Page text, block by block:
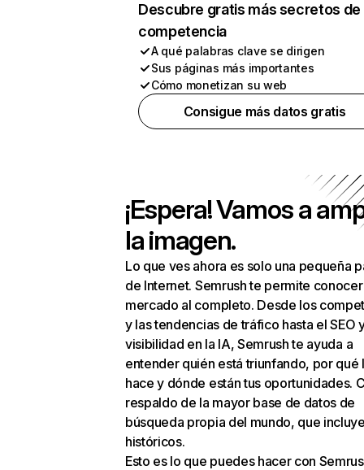
Descubre gratis más secretos de
competencia
A qué palabras clave se dirigen
Sus páginas más importantes
Cómo monetizan su web
Consigue más datos gratis
¡Espera! Vamos a
la imagen.
Lo que ves ahora es solo una pequeña
de Internet. Semrush te permite
mercado al completo. Desde los
y las tendencias de tráfico hasta el SEO
visibilidad en la IA, Semrush te ayuda a
entender quién está triunfando, por qué
hace y dónde están tus oportunidades.
respaldo de la mayor base de datos de
búsqueda propia del mundo, que
históricos.
Esto es lo que puedes hacer con